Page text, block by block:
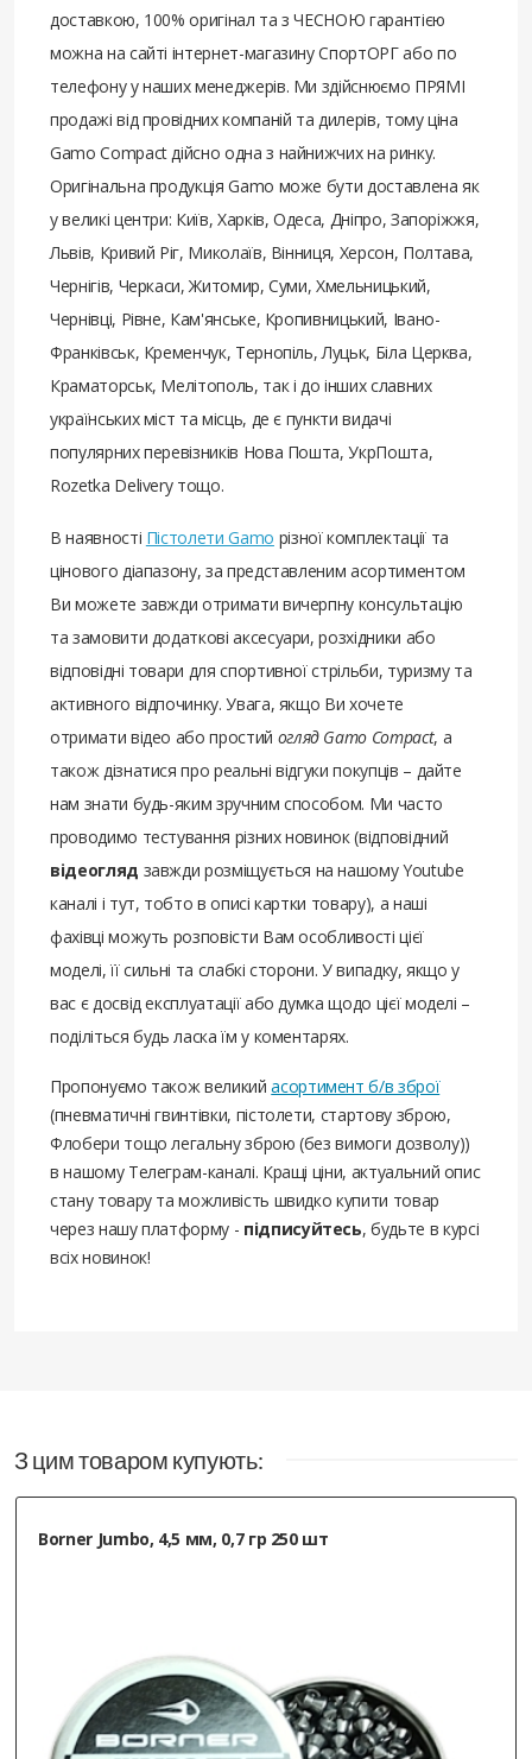
доставкою, 100% оригінал та з ЧЕСНОЮ гарантією
можна на сайті інтернет-магазину СпортОРГ або по
телефону у наших менеджерів. Ми здійснюємо ПРЯМІ
продажі від провідних компаній та дилерів, тому ціна
Gamo Compact дійсно одна з найнижчих на ринку.
Оригінальна продукція Gamo може бути доставлена ​​як
у великі центри: Київ, Харків, Одеса, Дніпро, Запоріжжя,
Львів, Кривий Ріг, Миколаїв, Вінниця, Херсон, Полтава,
Чернігів, Черкаси, Житомир, Суми, Хмельницький,
Чернівці, Рівне, Кам'янське, Кропивницький, Івано-
Франківськ, Кременчук, Тернопіль, Луцьк, Біла Церква,
Краматорськ, Мелітополь, так і до інших славних
українських міст та місць, де є пункти видачі
популярних перевізників Нова Пошта, УкрПошта,
Rozetka Delivery тощо.
В наявності Пістолети Gamo різної комплектації та
цінового діапазону, за представленим асортиментом
Ви можете завжди отримати вичерпну консультацію
та замовити додаткові аксесуари, розхідники або
відповідні товари для спортивної стрільби, туризму та
активного відпочинку. Увага, якщо Ви хочете
отримати відео або простий огляд Gamo Compact, а
також дізнатися про реальні відгуки покупців – дайте
нам знати будь-яким зручним способом. Ми часто
проводимо тестування різних новинок (відповідний
відеогляд завжди розміщується на нашому Youtube
каналі і тут, тобто в описі картки товару), а наші
фахівці можуть розповісти Вам особливості цієї
моделі, її сильні та слабкі сторони. У випадку, якщо у
вас є досвід експлуатації або думка щодо цієї моделі –
поділіться будь ласка їм у коментарях.
Пропонуємо також великийасортимент б/в зброї
(пневматичні гвинтівки, пістолети, стартову зброю,
Флобери тощо легальну зброю (без вимоги дозволу))
в нашому Телеграм-каналі. Кращі ціни, актуальний опис
стану товару та можливість швидко купити товар
через нашу платформу - підписуйтесь, будьте в курсі
всіх новинок!
З цим товаром купують:
Borner Jumbo, 4,5 мм, 0,7 гр 250 шт